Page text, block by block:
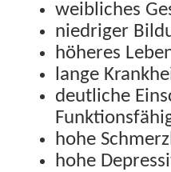
weibliches
niedriger
höheres
lange
deutliche
hohe
hohe